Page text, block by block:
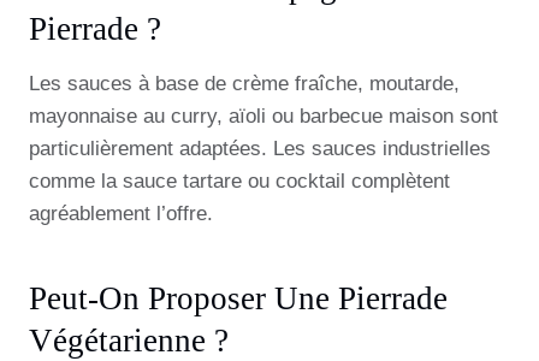
Pierrade ?
Les sauces à base de crème fraîche, moutarde,
mayonnaise au curry, aïoli ou barbecue maison sont
particulièrement adaptées. Les sauces industrielles
comme la sauce tartare ou cocktail complètent
agréablement l’offre.
Peut-On Proposer Une Pierrade
Végétarienne ?